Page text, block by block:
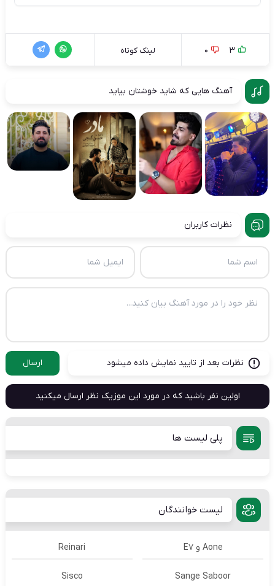
3
0 لینک کوتاه
آهنگ هایی که شاید خوشتان بیاید
نظرات کاربران
نظرات بعد از تایید نمایش داده میشود ارسال
اولین نفر باشید که در مورد این موزیک نظر ارسال میکنید
پلی لیست ها
لیست خوانندگان
Aone و E7 Reinari
Sange Saboor
Sisco